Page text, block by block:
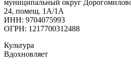
муниципальный округ
24, помещ. 1А/1А
ИНН: 9704075993
ОГРН: 1217700312488
Культура
Вдохновляет